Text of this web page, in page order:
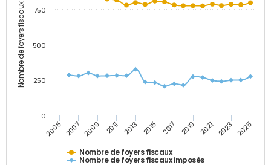
Nombre de foyers fiscaux
Nombre de foyers fiscaux
Nombre de foyers fiscaux imposés
2005 2007 2009 2011 2013 2015 2017 2019 2021 2023 2025
0
250
500
750